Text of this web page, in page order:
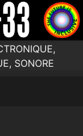
SONORE